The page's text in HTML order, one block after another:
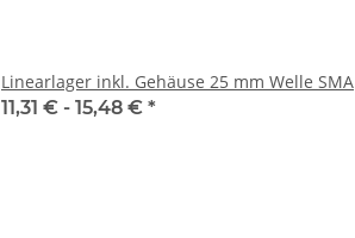
Linearlager inkl. Gehäuse 25 mm Welle SMA
11,31 € - 15,48 € *